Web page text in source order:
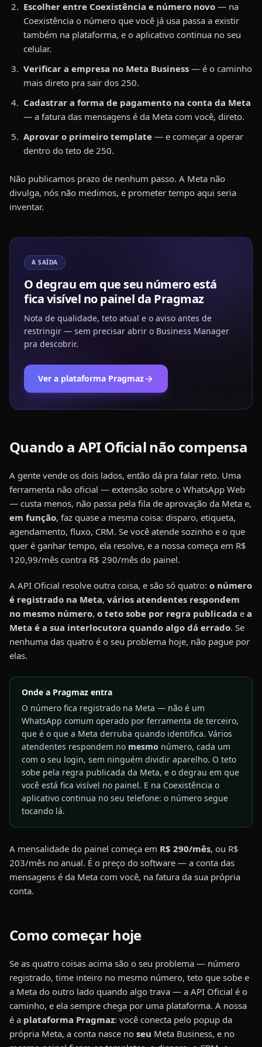
Escolher entre Coexistência e número novo — na
Coexistência o número que você já usa passa a existir
também na plataforma, e o aplicativo continua no seu
celular.
Verificar a empresa no Meta Business — é o caminho
mais direto pra sair dos 250.
Cadastrar a forma de pagamento na conta da Meta
— a fatura das mensagens é da Meta com você, direto.
Aprovar o primeiro template — e começar a operar
dentro do teto de 250.
Não publicamos prazo de nenhum passo. A Meta não
divulga, nós não medimos, e prometer tempo aqui seria
inventar.
A SAÍDA
O degrau em que seu número está
fica visível no painel da Pragmaz
Nota de qualidade, teto atual e o aviso antes de
restringir — sem precisar abrir o Business Manager
pra descobrir.
Ver a plataforma Pragmaz
Quando a API Oficial não compensa
A gente vende os dois lados, então dá pra falar reto. Uma
ferramenta não oficial — extensão sobre o WhatsApp Web
— custa menos, não passa pela fila de aprovação da Meta e,
em função, faz quase a mesma coisa: disparo, etiqueta,
agendamento, fluxo, CRM. Se você atende sozinho e o que
quer é ganhar tempo, ela resolve, e a nossa começa em R$
120,99/mês contra R$ 290/mês do painel.
A API Oficial resolve outra coisa, e são só quatro: o número
é registrado na Meta, vários atendentes respondem
no mesmo número, o teto sobe por regra publicada e a
Meta é a sua interlocutora quando algo dá errado. Se
nenhuma das quatro é o seu problema hoje, não pague por
elas.
Onde a Pragmaz entra
O número fica registrado na Meta — não é um
WhatsApp comum operado por ferramenta de terceiro,
que é o que a Meta derruba quando identifica. Vários
atendentes respondem no mesmo número, cada um
com o seu login, sem ninguém dividir aparelho. O teto
sobe pela regra publicada da Meta, e o degrau em que
você está fica visível no painel. E na Coexistência o
aplicativo continua no seu telefone: o número segue
tocando lá.
A mensalidade do painel começa em R$ 290/mês, ou R$
203/mês no anual. É o preço do software — a conta das
mensagens é da Meta com você, na fatura da sua própria
conta.
Como começar hoje
Se as quatro coisas acima são o seu problema — número
registrado, time inteiro no mesmo número, teto que sobe e
a Meta do outro lado quando algo trava — a API Oficial é o
caminho, e ela sempre chega por uma plataforma. A nossa
é a plataforma Pragmaz: você conecta pelo popup da
própria Meta, a conta nasce no seu Meta Business, e no